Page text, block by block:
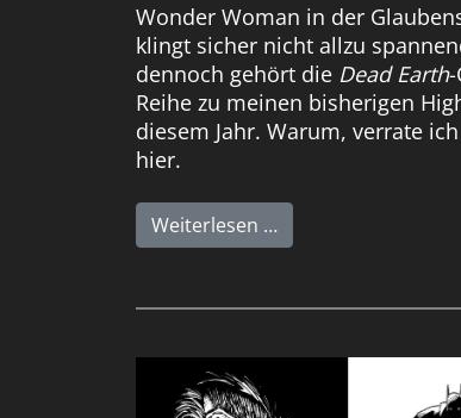
Wonder Woman in der
klingt sicher nicht allzu
dennoch gehört die Dead Earth
Reihe zu meinen bisherigen
diesem Jahr. Warum, verrate
hier.
Weiterlesen …